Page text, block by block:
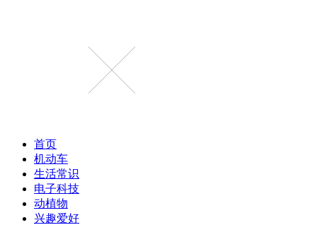
首页
机动车
生活常识
电子科技
动植物
兴趣爱好